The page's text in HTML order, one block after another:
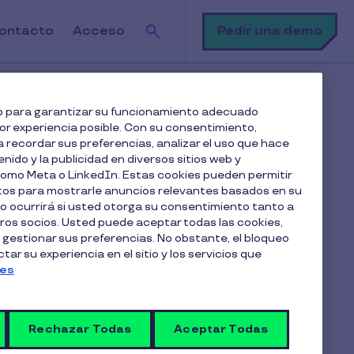
Acceso
Buscar
Pedir una demo
Tabla de contenido
El tiempo como recurso escaso (y
emocional)
Más allá de ofrecer: cómo se vive la
compensación
El impacto silencioso en la satisfacción y el
compromiso
para garantizar su funcionamiento adecuado
experiencia posible. Con su consentimiento,
sus preferencias, analizar el uso que hace
y la publicidad en diversos sitios web y
Meta o LinkedIn. Estas cookies pueden permitir
para mostrarle anuncios relevantes basados en su
ocurrirá si usted otorga su consentimiento tanto a
socios. Usted puede aceptar todas las cookies,
sus preferencias. No obstante, el bloqueo
su experiencia en el sitio y los servicios que
Rechazar Todas Aceptar Todas